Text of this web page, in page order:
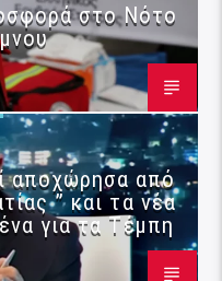
στο Νότο
αποχώρησα από
” και τα νέα
για τα Τέμπη